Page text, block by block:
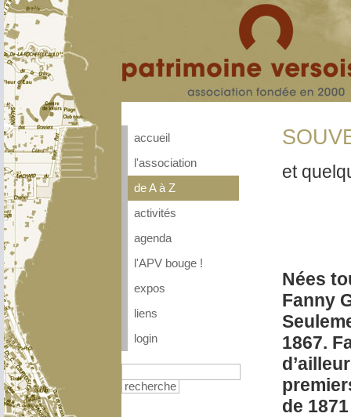
accueil
l'association
de A à Z
activités
agenda
l'APV bouge !
expos
liens
login
recherche
et
Nées
Fanny
1867.
de